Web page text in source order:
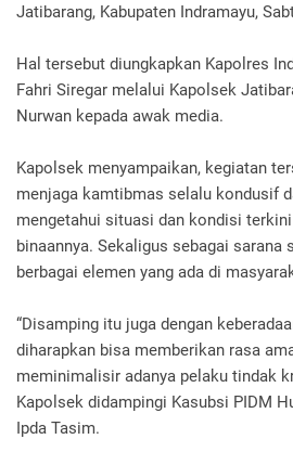
Jatibarang, Kabupaten Indramayu,
Hal tersebut diungkapkan Kapolres
Fahri Siregar melalui Kapolsek
Nurwan kepada awak media.
Kapolsek menyampaikan, kegiatan
menjaga kamtibmas selalu kondusif
mengetahui situasi dan kondisi
binaannya. Sekaligus sebagai sarana
berbagai elemen yang ada di
“Disamping itu juga dengan
diharapkan bisa memberikan rasa
meminimalisir adanya pelaku tindak
Kapolsek didampingi Kasubsi PIDM
Ipda Tasim.